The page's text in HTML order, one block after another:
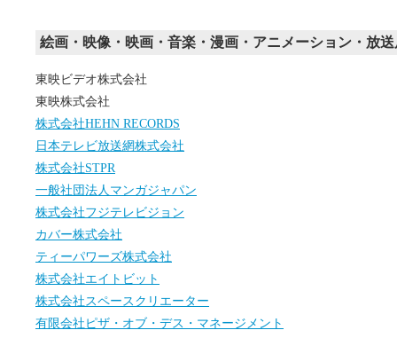
絵画・映像・映画・音楽・漫画・アニメーション・放送
東映ビデオ株式会社
東映株式会社
株式会社HEHN RECORDS
日本テレビ放送網株式会社
株式会社STPR
一般社団法人マンガジャパン
株式会社フジテレビジョン
カバー株式会社
ティーパワーズ株式会社
株式会社エイトビット
株式会社スペースクリエーター
有限会社ピザ・オブ・デス・マネージメント